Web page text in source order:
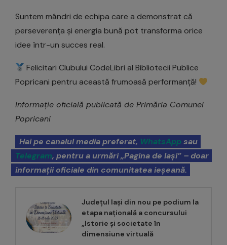
Suntem mândri de echipa care a demonstrat că
perseverența și energia bună pot transforma orice
idee într-un succes real.
Felicitari Clubului CodeLibri al Bibliotecii Publice
Popricani pentru această frumoasă performanță!
Informație oficială publicată de Primăria Comunei
Popricani
Hai pe canalul media preferat, WhatsAppsau
Telegram, pentru a urmări „Pagina de Iași” – doar
informații oficiale din comunitatea ieșeană.
Județul Iași din nou pe podium la
etapa națională a concursului
„Istorie și societate în
dimensiune virtuală